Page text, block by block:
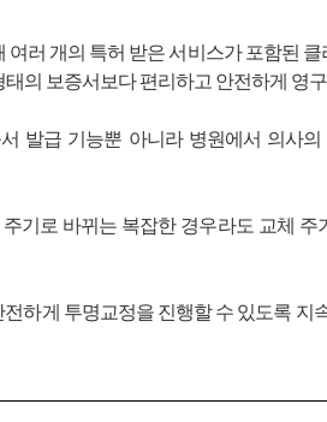
여러 개의 특허 받은 서비스가 포함된
의 보증서보다 편리하고 안전하게 영
발급 기능뿐 아니라 병원에서 의사
기로 바뀌는 복잡한 경우라도 교체
하게 투명교정을 진행할 수 있도록 지